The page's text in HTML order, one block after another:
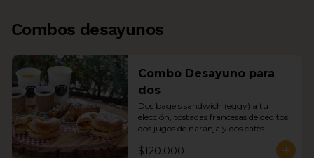
Combos desayunos
Combo Desayuno para
dos
Dos bagels sandwich (eggy) a tu
elección, tostadas francesas de deditos,
dos jugos de naranja y dos cafés
$120.000